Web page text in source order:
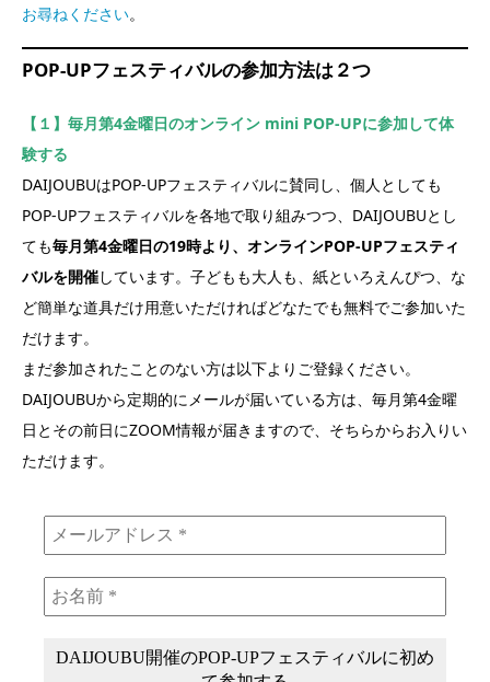
お尋ねください。
POP-UPフェスティバルの参加方法は２つ
【１】毎月第4金曜日のオンライン mini POP-UPに参加して体
験する
DAIJOUBUはPOP-UPフェスティバルに賛同し、個人としても
POP-UPフェスティバルを各地で取り組みつつ、DAIJOUBUとし
ても毎月第4金曜日の19時より、オンラインPOP-UPフェスティ
バルを開催しています。子どもも大人も、紙といろえんぴつ、な
ど簡単な道具だけ用意いただければどなたでも無料でご参加いた
だけます。
まだ参加されたことのない方は以下よりご登録ください。
DAIJOUBUから定期的にメールが届いている方は、毎月第4金曜
日とその前日にZOOM情報が届きますので、そちらからお入りい
ただけます。